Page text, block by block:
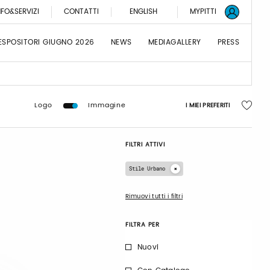
CONTATTI ENGLISH MYPITTI
GIUGNO 2026 NEWS MEDIAGALLERY PRESS
Logo Immagine I MIEI PREFERITI
FILTRI ATTIVI
Stile Urbano
Rimuovi tutti i filtri
FILTRA PER
Nuovi